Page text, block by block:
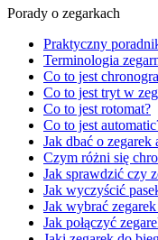
Porady o zegarkach
Praktyczny
Terminologia
Co to jest
Co to jest tryt w
Co to jest rotomat?
Co to jest
Jak dbać o zegarek
Czym różni się
Jak sprawdzić czy
Jak wyczyścić
Jak wybrać
Jak połączyć